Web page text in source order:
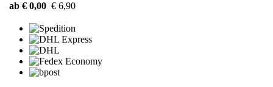
ab € 0,00 € 6,90